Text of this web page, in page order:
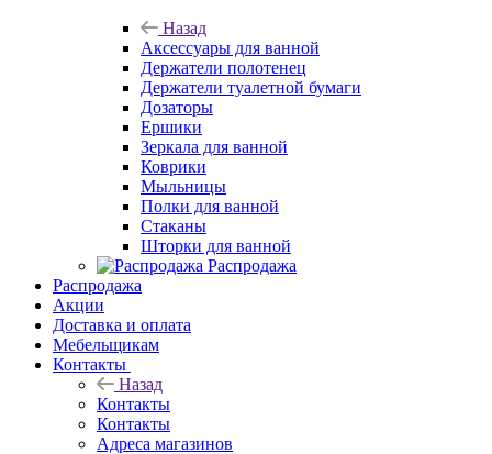
Назад
Аксессуары для ванной
Держатели полотенец
Держатели туалетной бумаги
Дозаторы
Ершики
Зеркала для ванной
Коврики
Мыльницы
Полки для ванной
Стаканы
Шторки для ванной
Распродажа
Распродажа
Акции
Доставка и оплата
Мебельщикам
Контакты
Назад
Контакты
Контакты
Адреса магазинов